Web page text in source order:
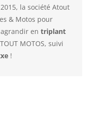
la société Atout
& Motos pour
en triplant
MOTOS, suivi
!